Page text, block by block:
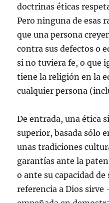
doctrinas éticas
Pero ninguna de esas
que una persona
contra sus defectos o
si no tuviera fe, o que
tiene la religión en la
cualquier persona
De entrada, una ética
superior, basada sólo
unas tradiciones
garantías ante la
o ante su capacidad
referencia a Dios